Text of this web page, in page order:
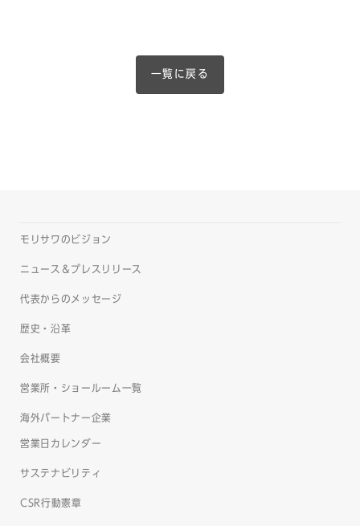
一覧に戻る
モリサワのビジョン
ニュース＆プレスリリース
代表からのメッセージ
歴史・沿革
会社概要
営業所・ショールーム一覧
海外パートナー企業
営業日カレンダー
サステナビリティ
CSR行動憲章